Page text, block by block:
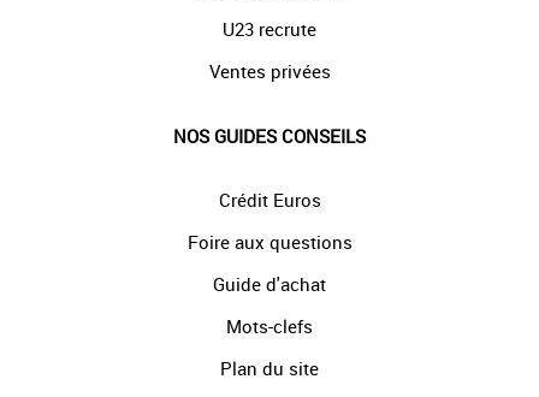
U23 recrute
Ventes privées
NOS GUIDES CONSEILS
Crédit Euros
Foire aux questions
Guide d'achat
Mots-clefs
Plan du site